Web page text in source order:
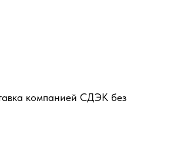
компанией СДЭК без